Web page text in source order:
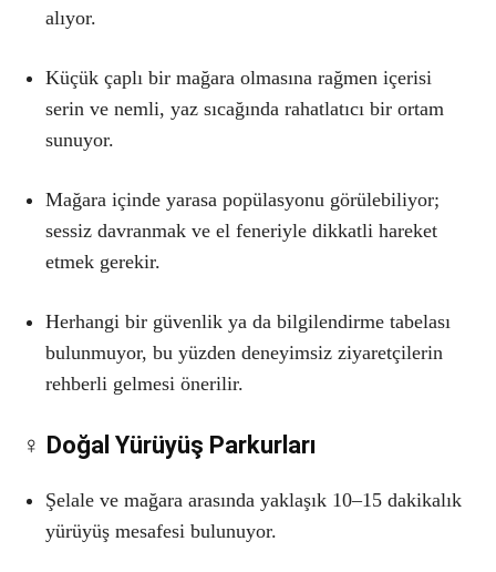
alıyor.
Küçük çaplı bir mağara olmasına rağmen içerisi
serin ve nemli, yaz sıcağında rahatlatıcı bir ortam
sunuyor.
Mağara içinde yarasa popülasyonu görülebiliyor;
sessiz davranmak ve el feneriyle dikkatli hareket
etmek gerekir.
Herhangi bir güvenlik ya da bilgilendirme tabelası
bulunmuyor, bu yüzden deneyimsiz ziyaretçilerin
rehberli gelmesi önerilir.
‍♀️ Doğal Yürüyüş Parkurları
Şelale ve mağara arasında yaklaşık 10–15 dakikalık
yürüyüş mesafesi bulunuyor.